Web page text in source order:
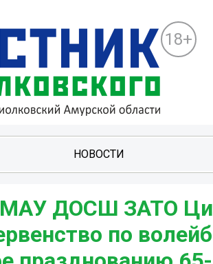
18+
НОВОСТИ
МАУ ДОСШ ЗАТО
по